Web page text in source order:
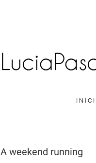
A weekend running